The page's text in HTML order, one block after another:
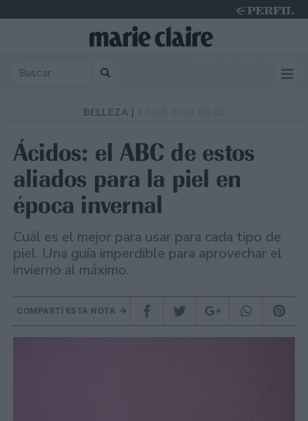
BELLEZA |
Ácidos: el ABC de estos
aliados para la piel en
época invernal
Cuál es el mejor para usar para cada tipo de
piel. Una guía imperdible para aprovechar el
invierno al máximo.
COMPARTÍ ESTA NOTA